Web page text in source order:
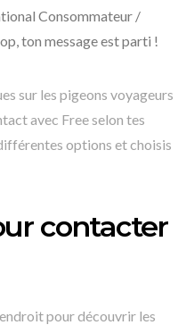
Consommateur /
ton message est parti !
sur les pigeons voyageurs
avec Free selon tes
options et choisis
contacter
pour découvrir les